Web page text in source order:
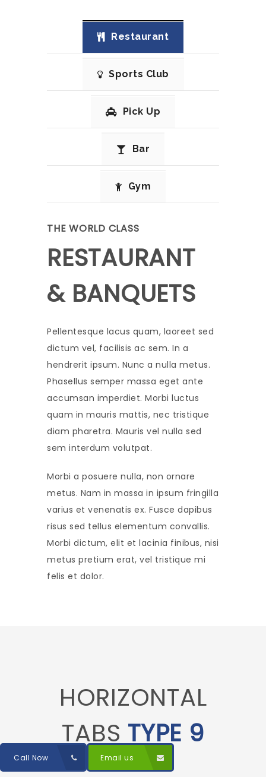
Restaurant
Sports Club
Pick Up
Bar
Gym
THE WORLD CLASS
RESTAURANT
& BANQUETS
Pellentesque lacus quam, laoreet sed
dictum vel, facilisis ac sem. In a
hendrerit ipsum. Nunc a nulla metus.
Phasellus semper massa eget ante
accumsan imperdiet. Morbi luctus
quam in mauris mattis, nec tristique
diam pharetra. Mauris vel nulla sed
sem interdum volutpat.
Morbi a posuere nulla, non ornare
metus. Nam in massa in ipsum fringilla
varius et venenatis ex. Fusce dapibus
risus sed tellus elementum convallis.
Morbi dictum, elit et lacinia finibus, nisi
metus pretium erat, vel tristique mi
felis et dolor.
HORIZONTAL
TABS TYPE 9
Call Now Email us